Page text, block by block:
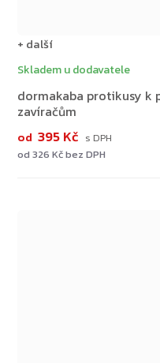
dormakaba protikusy k
zavíračům
Skladem u dodavatele
od 326 Kč bez DPH
od 395 Kč
+ další